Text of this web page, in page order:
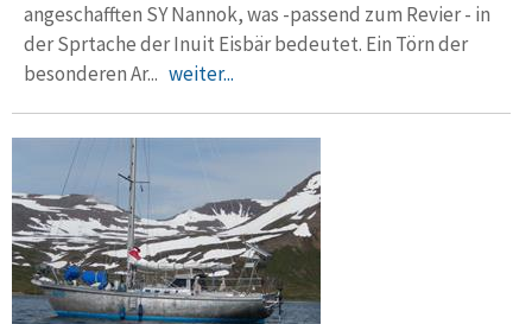
angeschafften SY Nannok, was -passend zum Revier - in
der Sprtache der Inuit Eisbär bedeutet. Ein Törn der
besonderen Ar... weiter...